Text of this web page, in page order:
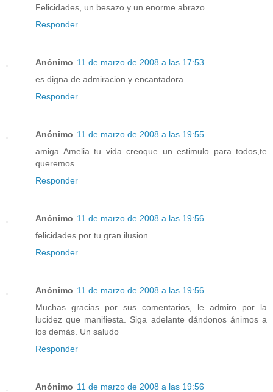
Felicidades, un besazo y un enorme abrazo
Responder
Anónimo 11 de marzo de 2008 a las 17:53
es digna de admiracion y encantadora
Responder
Anónimo 11 de marzo de 2008 a las 19:55
amiga Amelia tu vida creoque un estimulo para todos,te
queremos
Responder
Anónimo 11 de marzo de 2008 a las 19:56
felicidades por tu gran ilusion
Responder
Anónimo 11 de marzo de 2008 a las 19:56
Muchas gracias por sus comentarios, le admiro por la
lucidez que manifiesta. Siga adelante dándonos ánimos a
los demás. Un saludo
Responder
Anónimo 11 de marzo de 2008 a las 19:56